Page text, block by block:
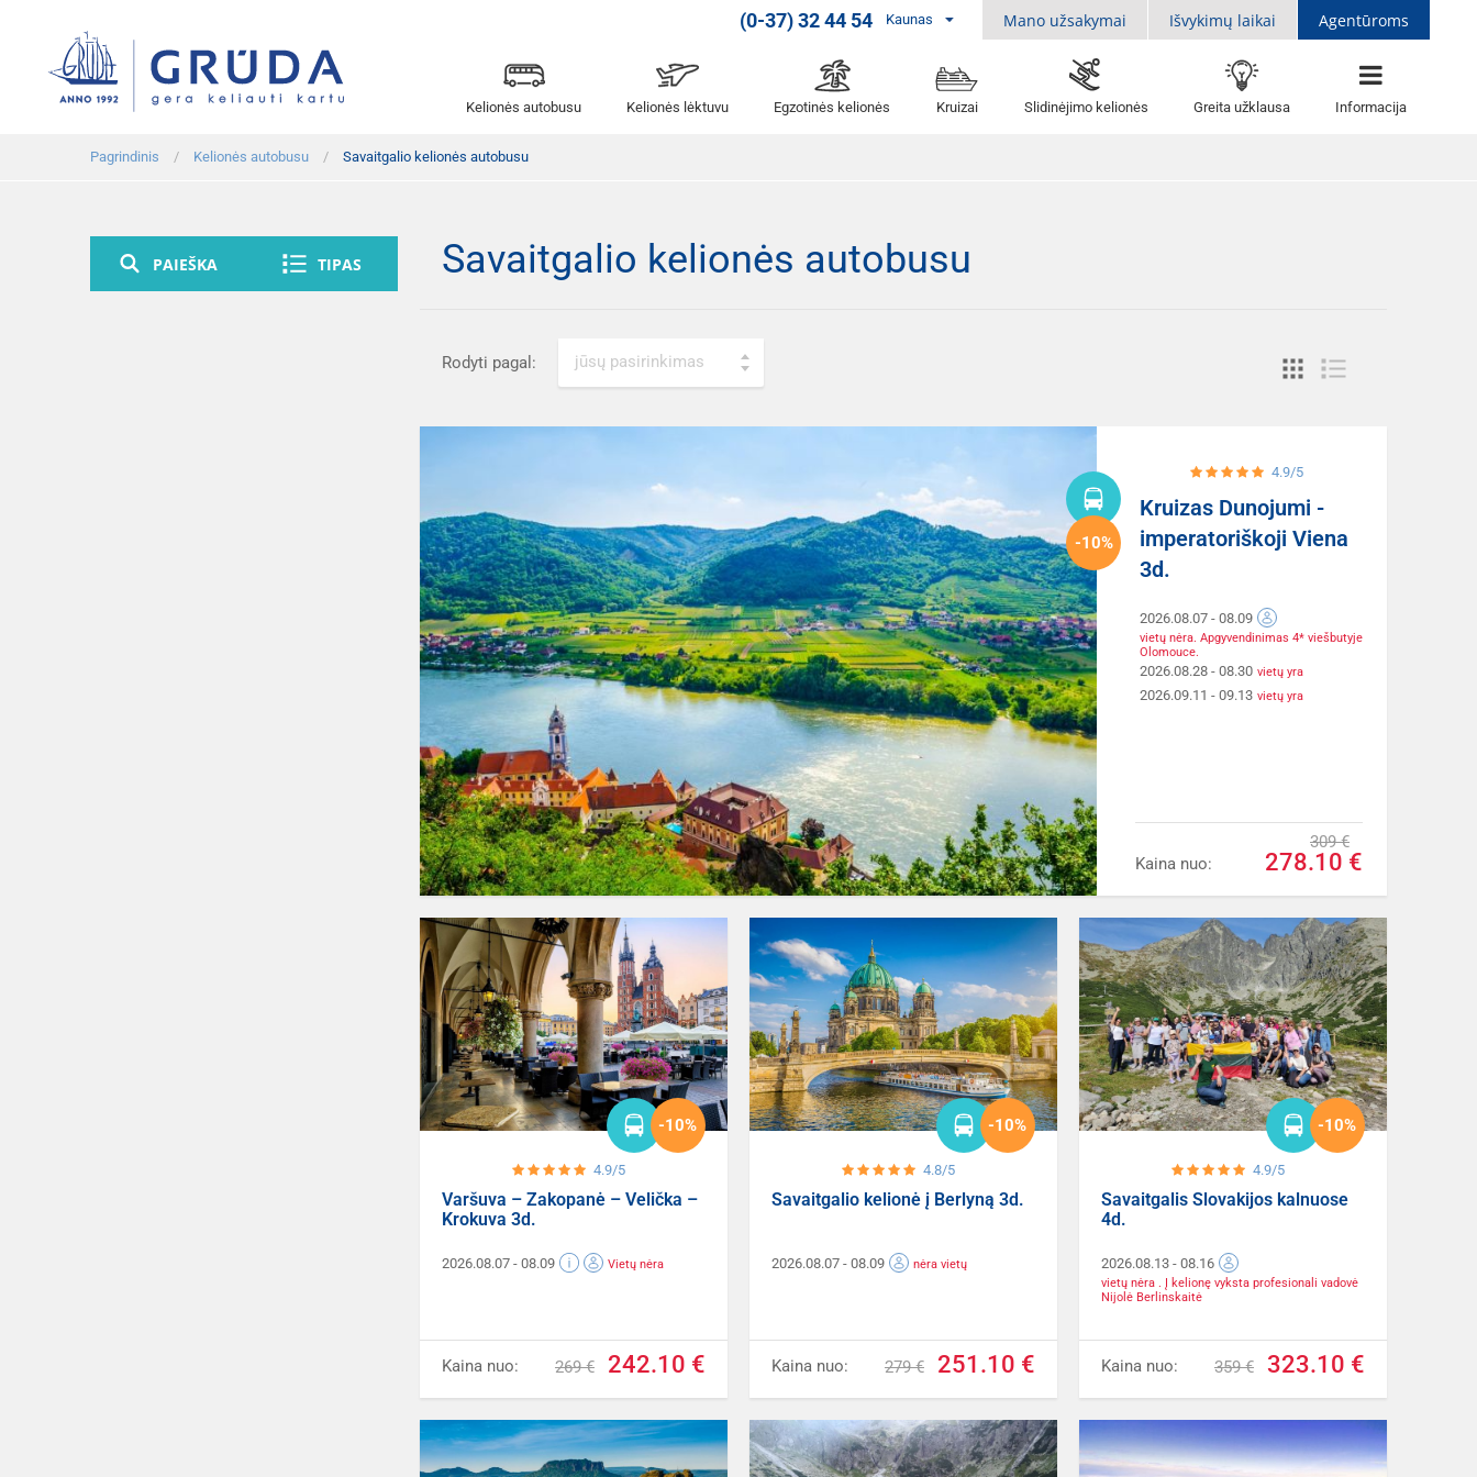
(0-37) 32 44 54 Kaunas Mano užsakymai Išvykimų laikai Agentūroms
Kelionės autobusu Kelionės lėktuvu Egzotinės kelionės Kruizai Slidinėjimo kelionės Greita užklausa Informacija
Pagrindinis Kelionės autobusu Savaitgalio kelionės autobusu
PAIEŠKA TIPAS Savaitgalio kelionės autobusu
jūsų pasirinkimas
Rodyti pagal:
4.9/5
-10%
Kruizas Dunojumi -
imperatoriškoji Viena
3d.
2026.08.07 - 08.09
vietų nėra. Apgyvendinimas 4* viešbutyje
Olomouce.
2026.08.28 - 08.30 vietų yra
2026.09.11 - 09.13 vietų yra
Kaina nuo:
309 €
278.10 €
4.9/5
-10%
Varšuva – Zakopanė – Velička –
Krokuva 3d.
2026.08.07 - 08.09 Vietų nėra
Kaina nuo: 269 € 242.10 €
4.8/5
-10%
Savaitgalio kelionė į Berlyną 3d.
2026.08.07 - 08.09 nėra vietų
Kaina nuo: 279 € 251.10 €
4.9/5
-10%
Savaitgalis Slovakijos kalnuose
4d.
2026.08.13 - 08.16
vietų nėra . Į kelionę vyksta profesionali vadovė
Nijolė Berlinskaitė
Kaina nuo: 359 € 323.10 €